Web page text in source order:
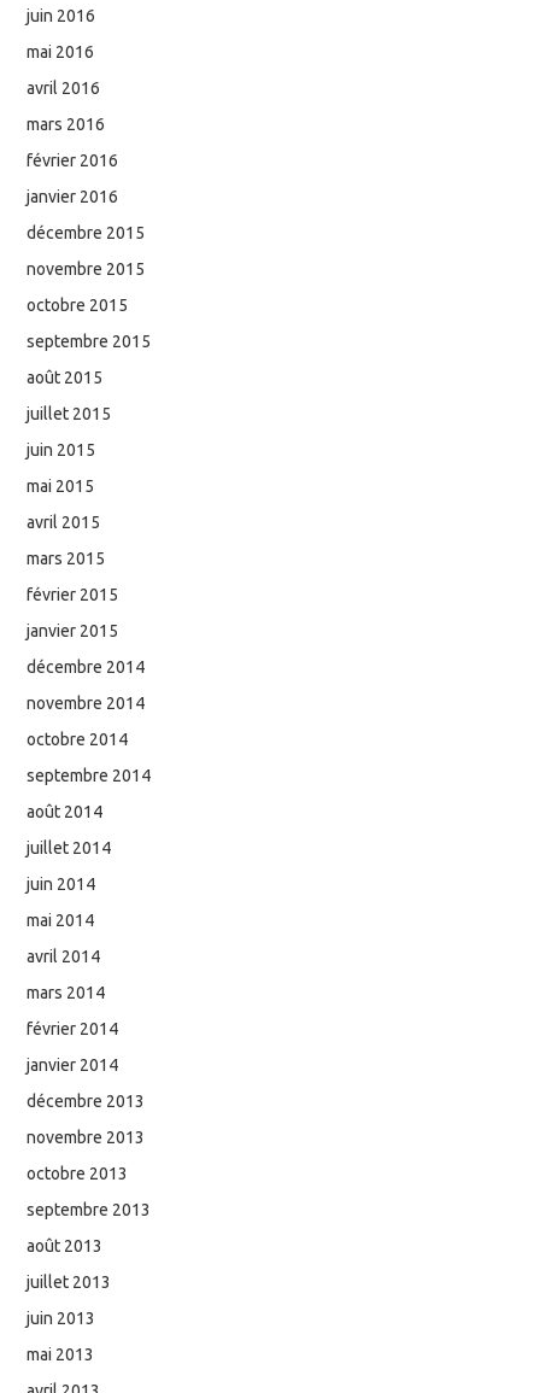
juin 2016
mai 2016
avril 2016
mars 2016
février 2016
janvier 2016
décembre 2015
novembre 2015
octobre 2015
septembre 2015
août 2015
juillet 2015
juin 2015
mai 2015
avril 2015
mars 2015
février 2015
janvier 2015
décembre 2014
novembre 2014
octobre 2014
septembre 2014
août 2014
juillet 2014
juin 2014
mai 2014
avril 2014
mars 2014
février 2014
janvier 2014
décembre 2013
novembre 2013
octobre 2013
septembre 2013
août 2013
juillet 2013
juin 2013
mai 2013